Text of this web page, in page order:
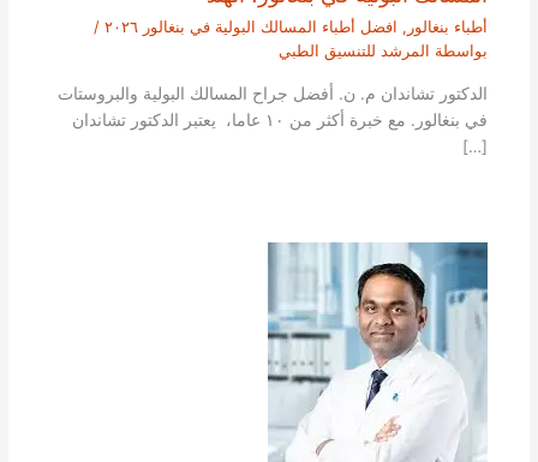
أطباء بنغالور , افضل أطباء المسالك البولية في بنغالور ٢٠٢٦
/
بواسطة المرشد للتنسيق الطبي
الدكتور تشاندان م. ن. أفضل جراح المسالك البولية والبروستات
في بنغالور. مع خبرة أكثر من ١٠ عاما، يعتبر الدكتور تشاندان
[…]